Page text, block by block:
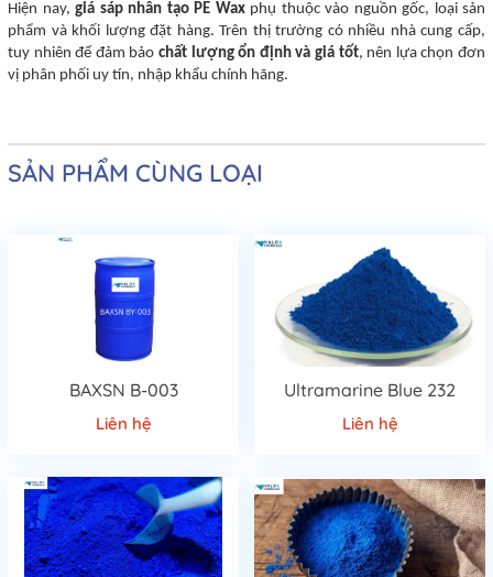
Hiện nay, giá sáp nhân tạo PE Waxphụ thuộc vào nguồn gốc, loại sản
phẩm và khối lượng đặt hàng. Trên thị trường có nhiều nhà cung cấp,
tuy nhiên để đảm bảo chất lượng ổn định và giá tốt, nên lựa chọn đơn
vị phân phối uy tín, nhập khẩu chính hãng.
SẢN PHẨM CÙNG LOẠI
BAXSN B-003
Liên hệ
Ultramarine Blue 232
Liên hệ